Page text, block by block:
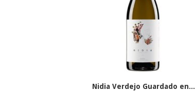
Nidia Verdejo Guardado en...